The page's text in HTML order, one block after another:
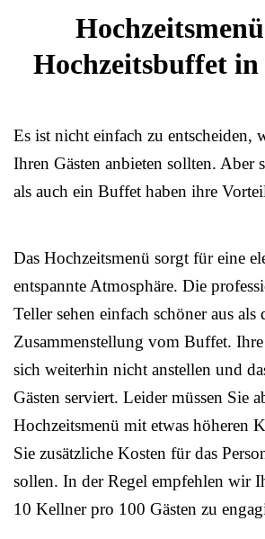
Hochzeitsbuffet in
Es ist nicht einfach zu entscheiden,
Ihren Gästen anbieten sollten. Aber
als auch ein Buffet haben ihre
Das Hochzeitsmenü sorgt für eine
entspannte Atmosphäre. Die
Teller sehen einfach schöner aus als
Zusammenstellung vom Buffet. Ihre
sich weiterhin nicht anstellen und
Gästen serviert. Leider müssen Sie
Hochzeitsmenü mit etwas höheren
Sie zusätzliche Kosten für das
sollen. In der Regel empfehlen wir
10 Kellner pro 100 Gästen zu